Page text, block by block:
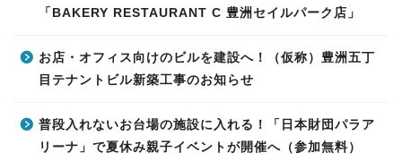
「BAKERY RESTAURANT C 豊洲セイルパーク店」
お店・オフィス向けのビルを建設へ！（仮称）豊洲五丁
目テナントビル新築工事のお知らせ
普段入れないお台場の施設に入れる！「日本財団パラア
リーナ」で夏休み親子イベントが開催へ（参加無料）